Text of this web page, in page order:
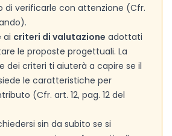
di verificarle con attenzione (Cfr.
ai criteri di valutazione adottati
le proposte progettuali. La
dei criteri ti aiuterà a capire se il
le caratteristiche per
(Cfr. art. 12, pag. 12 del
sin da subito se si